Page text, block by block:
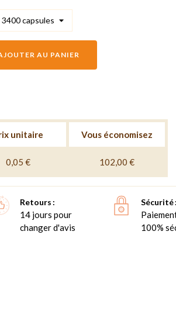
AU PANIER
unitaire Vous économisez
0,05 € 102,00 €
Retours
14 jours pour
changer d'avis
Sécurité
100%